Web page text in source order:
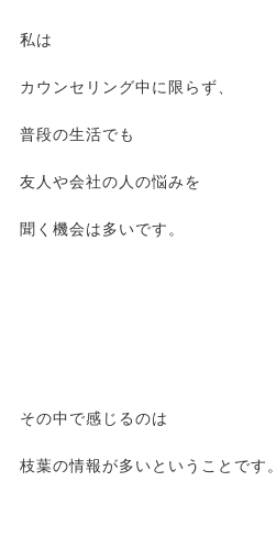
私は
カウンセリング中に限らず、
普段の生活でも
友人や会社の人の悩みを
聞く機会は多いです。
その中で感じるのは
枝葉の情報が多いということです。